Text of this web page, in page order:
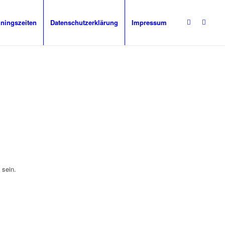
Datenschutzerklärung Impressum